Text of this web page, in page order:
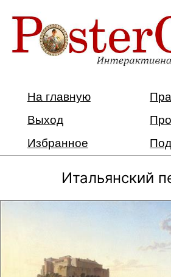
На главную
Выход
Избранное
Итальянский